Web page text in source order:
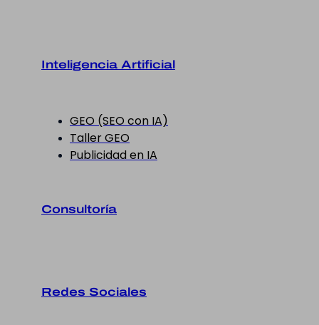
Inteligencia Artificial
GEO (SEO con IA)
Taller GEO
Publicidad en IA
Consultoría
Redes Sociales